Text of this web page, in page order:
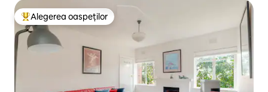
Locuință din topul categoriei Alegerea oaspeților
Alegerea oaspeților